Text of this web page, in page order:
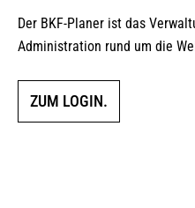
Der BKF-Planer ist das
Administration rund um die
ZUM LOGIN.